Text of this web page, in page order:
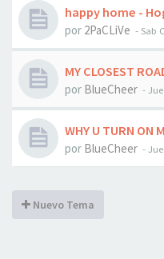
happy home -
por 2PaCLiVe - Sab
MY CLOSEST
por BlueCheer -
WHY U TURN ON
por BlueCheer -
Nuevo Tema